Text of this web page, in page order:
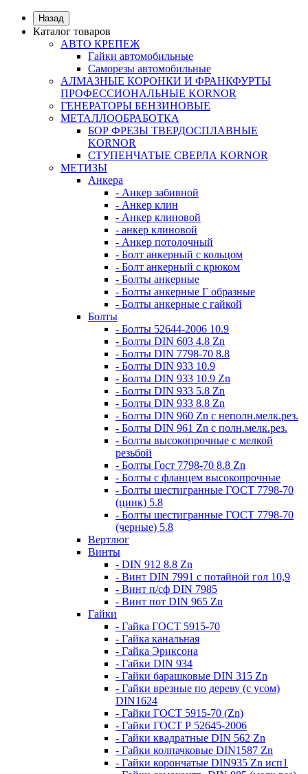
Назад
Каталог товаров
АВТО КРЕПЕЖ
Гайки автомобильные
Саморезы автомобильные
АЛМАЗНЫЕ КОРОНКИ И ФРАНКФУРТЫ
ПРОФЕССИОНАЛЬНЫЕ KORNOR
ГЕНЕРАТОРЫ БЕНЗИНОВЫЕ
МЕТАЛЛООБРАБОТКА
БОР ФРЕЗЫ ТВЕРДОСПЛАВНЫЕ
KORNOR
СТУПЕНЧАТЫЕ СВЕРЛА KORNОR
МЕТИЗЫ
Анкера
- Анкер забивной
- Анкер клин
- Анкер клиновой
- анкер клиновой
- Анкер потолочный
- Болт анкерный с кольцом
- Болт анкерный с крюком
- Болты анкерные
- Болты анкерные Г образные
- Болты анкерные с гайкой
Болты
- Болты 52644-2006 10.9
- Болты DIN 603 4.8 Zn
- Болты DIN 7798-70 8.8
- Болты DIN 933 10.9
- Болты DIN 933 10.9 Zn
- Болты DIN 933 5.8 Zn
- Болты DIN 933 8.8 Zn
- Болты DIN 960 Zn c неполн.мелк.рез.
- Болты DIN 961 Zn с полн.мелк.рез.
- Болты высокопрочные с мелкой
резьбой
- Болты Гост 7798-70 8.8 Zn
- Болты с фланцем высокопрочные
- Болты шестигранные ГОСТ 7798-70
(цинк) 5.8
- Болты шестигранные ГОСТ 7798-70
(черные) 5.8
Вертлюг
Винты
- DIN 912 8.8 Zn
- Винт DIN 7991 c потайной гол 10,9
- Винт п/сф DIN 7985
- Винт пот DIN 965 Zn
Гайки
- Гайка ГОСТ 5915-70
- Гайка канальная
- Гайка Эриксона
- Гайки DIN 934
- Гайки барашковые DIN 315 Zn
- Гайки врезные по дереву (с усом)
DIN1624
- Гайки ГОСТ 5915-70 (Zn)
- Гайки ГОСТ Р 52645-2006
- Гайки квадратные DIN 562 Zn
- Гайки колпачковые DIN1587 Zn
- Гайки корончатые DIN935 Zn исп1